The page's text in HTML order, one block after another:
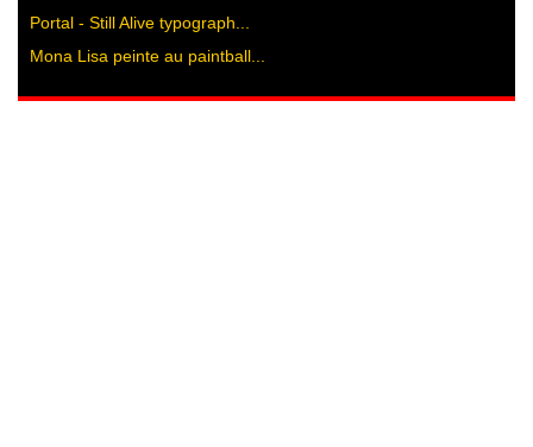
Portal - Still Alive typograph...
Mona Lisa peinte au paintball...